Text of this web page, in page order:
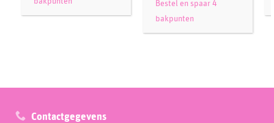
Bestel en spaar 4
bakpunten
Contactgegevens